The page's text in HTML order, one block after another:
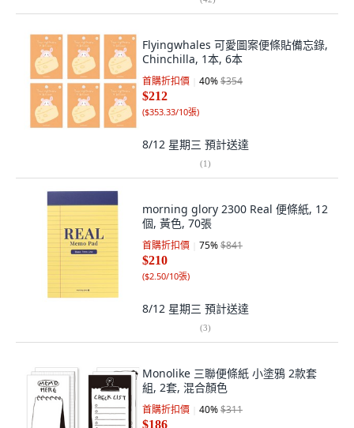
Flyingwhales 可愛圖案便條貼備忘錄,
Chinchilla, 1本, 6本
首購折扣價 40%$354
$212
($353.33/10張)
8/12 星期三 預計送達
(1)
morning glory 2300 Real 便條紙, 12
個, 黃色, 70張
首購折扣價 75%$841
$210
($2.50/10張)
8/12 星期三 預計送達
(3)
Monolike 三聯便條紙 小塗鴉 2款套
組, 2套, 混合顏色
首購折扣價 40%$311
$186